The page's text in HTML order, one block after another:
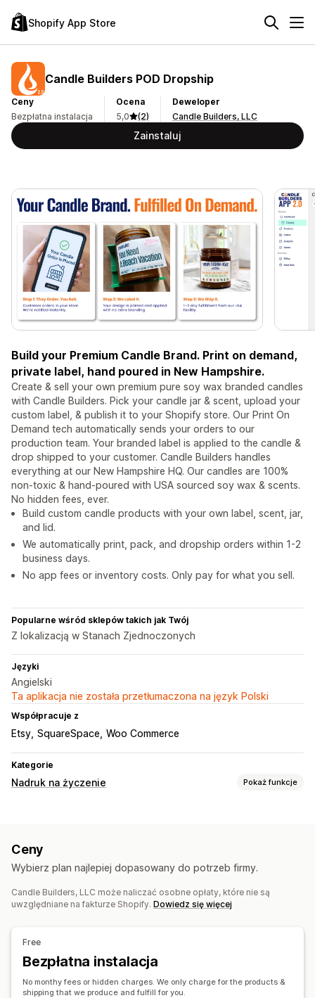
Shopify App Store
Candle Builders POD Dropship
Ceny
Bezpłatna instalacja
Ocena
5,0
(2)
Deweloper
Candle Builders, LLC
Zainstaluj
Build your Premium Candle Brand. Print on demand,
private label, hand poured in New Hampshire.
Create & sell your own premium pure soy wax branded candles
with Candle Builders. Pick your candle jar & scent, upload your
custom label, & publish it to your Shopify store. Our Print On
Demand tech automatically sends your orders to our
production team. Your branded label is applied to the candle &
drop shipped to your customer. Candle Builders handles
everything at our New Hampshire HQ. Our candles are 100%
non-toxic & hand-poured with USA sourced soy wax & scents.
No hidden fees, ever.
Build custom candle products with your own label, scent, jar,
and lid.
We automatically print, pack, and dropship orders within 1-2
business days.
No app fees or inventory costs. Only pay for what you sell.
Popularne wśród sklepów takich jak Twój
Z lokalizacją w Stanach Zjednoczonych
Języki
Angielski
Ta aplikacja nie została przetłumaczona na język Polski
Współpracuje z
Etsy SquareSpace Woo Commerce
Kategorie
Nadruk na życzenie Pokaż funkcje
Personalizacja
Prezenty świąteczne Wystrój wnętrz Ekologiczne
Opcje wysyłki
Produkty sprzedawane pod marką dystrybutora
Śledzenie w czasie rzeczywistym Śledzenie zamówień
Ceny
Wybierz plan najlepiej dopasowany do potrzeb firmy.
Candle Builders, LLC może naliczać osobne opłaty, które nie są
uwzględniane na fakturze Shopify. Dowiedz się więcej
Free
Bezpłatna instalacja
No monthy fees or hidden charges. We only charge for the products &
shipping that we produce and fulfill for you.